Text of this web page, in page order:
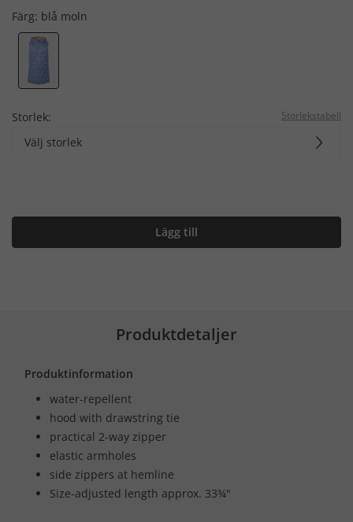
Färg: blå moln
Storlek: Storlekstabell
Välj storlek
Lägg till
Produktdetaljer
Produktinformation
water-repellent
hood with drawstring tie
practical 2-way zipper
elastic armholes
side zippers at hemline
Size-adjusted length approx. 33¾"